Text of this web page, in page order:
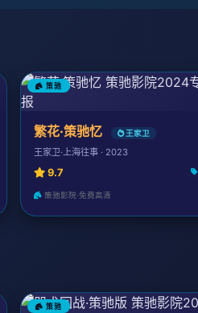
策驰
繁花·策驰忆 王家卫
王家卫·上海往事 · 2023
9.7
策驰影院·免费高清
策驰